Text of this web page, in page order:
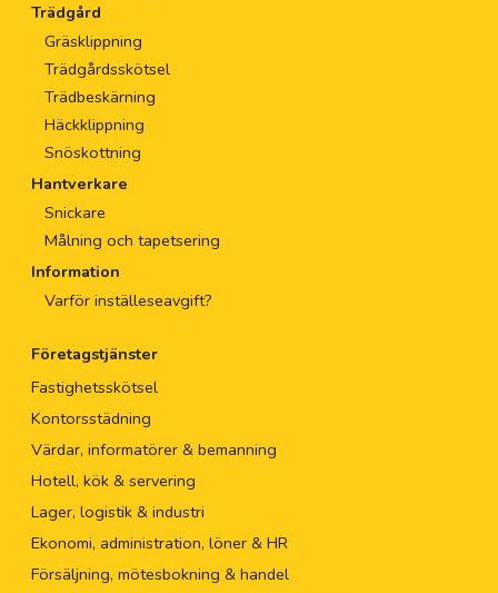
Trädgård
Gräsklippning
Trädgårdsskötsel
Trädbeskärning
Häckklippning
Snöskottning
Hantverkare
Snickare
Målning och tapetsering
Information
Varför inställeseavgift?
Företagstjänster
Fastighetsskötsel
Kontorsstädning
Värdar, informatörer & bemanning
Hotell, kök & servering
Lager, logistik & industri
Ekonomi, administration, löner & HR
Försäljning, mötesbokning & handel